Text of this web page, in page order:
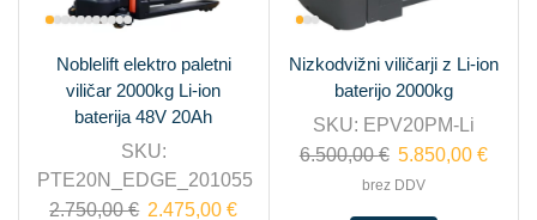
Noblelift elektro paletni
viličar 2000kg Li-ion
baterija 48V 20Ah
SKU:
PTE20N_EDGE_201055
2.750,00€ 2.475,00€
Nizkodvižni viličarji z Li-ion
baterijo 2000kg
SKU: EPV20PM-Li
6.500,00€ 5.850,00 €
brez DDV